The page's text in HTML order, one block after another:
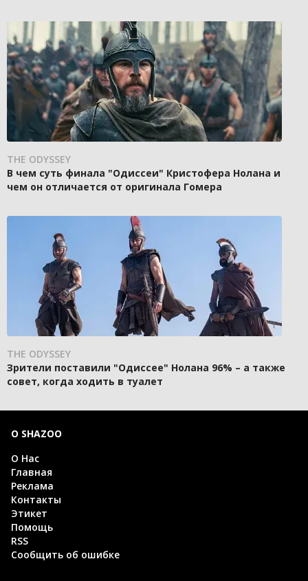
THE ODYSSEY
В чем суть финала "Одиссеи" Кристофера Нолана и
чем он отличается от оригинала Гомера
THE ODYSSEY
Зрители поставили "Одиссее" Нолана 96% – а также
совет, когда ходить в туалет
О SHAZOO
О Нас
Главная
Реклама
Контакты
Этикет
Помощь
RSS
Сообщить об ошибке